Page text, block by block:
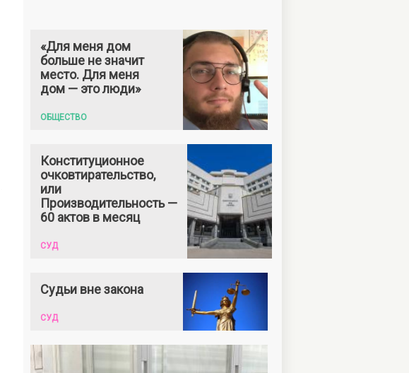
«Для меня дом
больше не значит
место. Для меня
дом — это люди»
ОБЩЕСТВО
Конституционное
очковтирательство,
или
Производительность —
60 актов в месяц
СУД
Судьи вне закона
СУД